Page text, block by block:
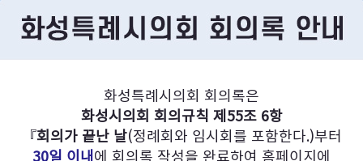
화성특례시의회의정활동사진
화성특례시의회 회의록은
화성시의회 회의규칙 제55조 6항
『회의가 끝난 날(정례회와 임시회를 포함한다.)부터
30일 이내에 회의록 작성을 완료하여 홈페이지에